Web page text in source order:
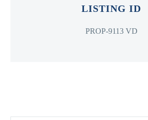
LISTING ID
PROP-9113 VD